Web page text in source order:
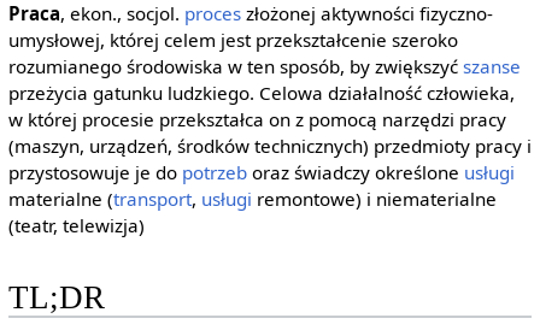
Praca, ekon., socjol. proceszłożonej aktywności fizyczno-
umysłowej, której celem jest przekształcenie szeroko
rozumianego środowiska w ten sposób, by zwiększyć szanse
przeżycia gatunku ludzkiego. Celowa działalność człowieka,
w której procesie przekształca on z pomocą narzędzi pracy
(maszyn, urządzeń, środków technicznych) przedmioty pracy i
przystosowuje je do potrzeboraz świadczy określone usługi
materialne (transport, usługi remontowe) i niematerialne
(teatr, telewizja)
TL;DR